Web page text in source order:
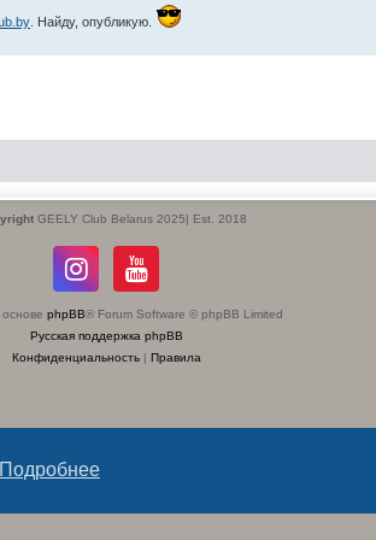
Подробнее
. Найду, опубликую.
GEELY Club Belarus 2025| Est. 2018
phpBB® Forum Software © phpBB Limited
Русская поддержка phpBB
Конфиденциальность| Правила